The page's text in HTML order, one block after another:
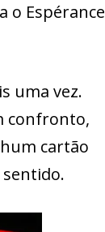
o Espérance
uma vez.
confronto,
cartão